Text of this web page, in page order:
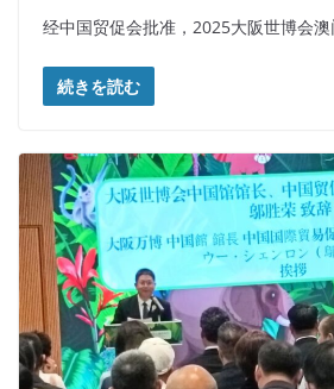
经中国贸促会批准，2025大阪世博会澳
続きを読む